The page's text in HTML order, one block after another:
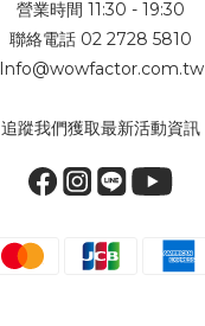
營業時間 11:30 - 19:30
聯絡電話 02 2728 5810
Info@wowfactor.com.tw
追蹤我們獲取最新活動資訊